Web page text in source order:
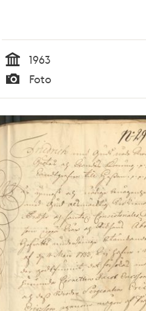
Tid
1963
Typ
Foto